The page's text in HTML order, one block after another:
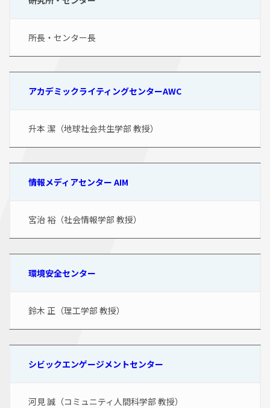
所長・センター長
アカデミックライティングセンターAWC
升本 潔（地球社会共生学部 教授）
情報メディアセンター AIM
宮治 裕（社会情報学部 教授）
環境安全センター
鈴木 正（理工学部 教授）
シビックエンゲージメントセンター
河見 誠（コミュニティ人間科学部 教授）